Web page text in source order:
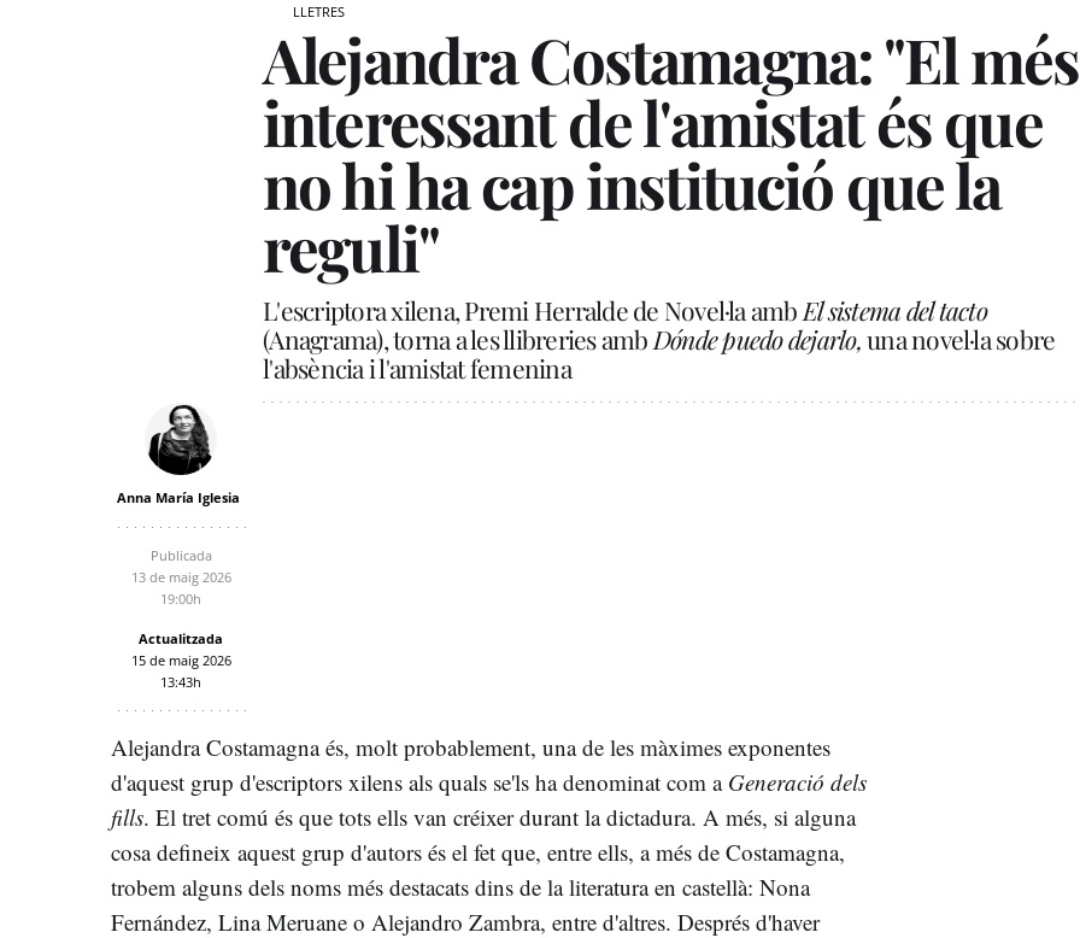
LLETRES
Alejandra Costamagna: "El més
interessant de l'amistat és que
no hi ha cap institució que la
reguli"
L'escriptora xilena, Premi Herralde de Novel·la amb El sistema del tacto
(Anagrama), torna a les llibreries amb Dónde puedo dejarlo,una novel·la sobre
l'absència i l'amistat femenina
Anna María Iglesia
Publicada
13 de maig 2026
19:00h
Actualitzada
15 de maig 2026
13:43h
Alejandra Costamagna és, molt probablement, una de les màximes exponentes
d'aquest grup d'escriptors xilens als quals se'ls ha denominat com a Generació dels
fills. El tret comú és que tots ells van créixer durant la dictadura. A més, si alguna
cosa defineix aquest grup d'autors és el fet que, entre ells, a més de Costamagna,
trobem alguns dels noms més destacats dins de la literatura en castellà: Nona
Fernández, Lina Meruane o Alejandro Zambra, entre d'altres. Després d'haver